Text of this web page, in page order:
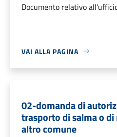
Documento relativo
VAI ALLA PAGINA
02-domanda di
trasporto di salma o
altro comune